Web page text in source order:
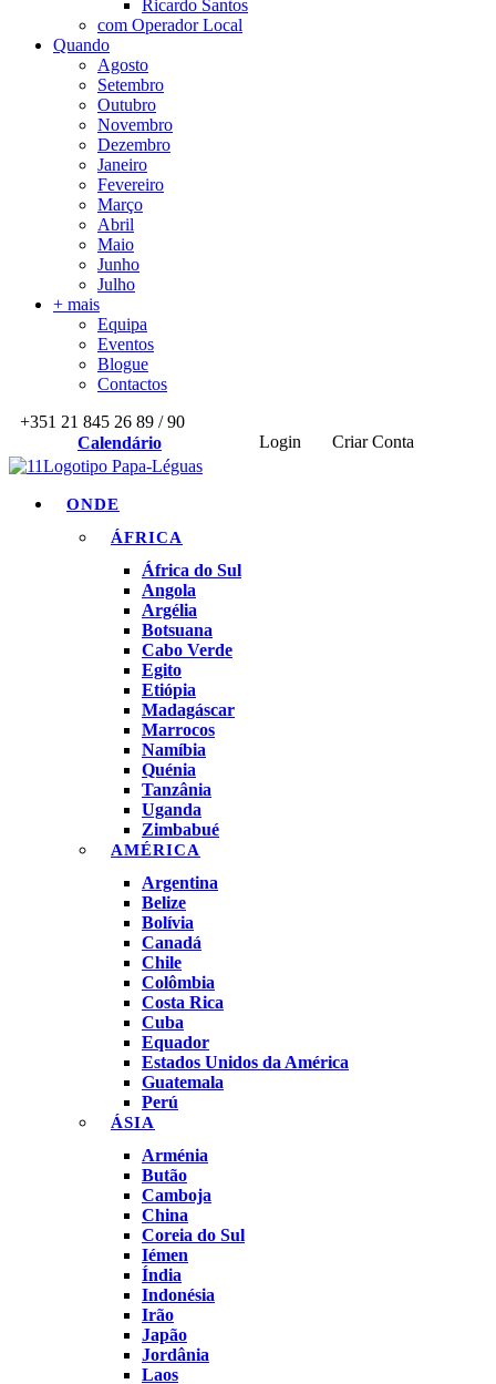
Ricardo Santos
com Operador Local
Quando
Agosto
Setembro
Outubro
Novembro
Dezembro
Janeiro
Fevereiro
Março
Abril
Maio
Junho
Julho
+ mais
Equipa
Eventos
Blogue
Contactos
+351 21 845 26 89 / 90
Calendário
Login Criar Conta
ONDE
ÁFRICA
África do Sul
Angola
Argélia
Botsuana
Cabo Verde
Egito
Etiópia
Madagáscar
Marrocos
Namíbia
Quénia
Tanzânia
Uganda
Zimbabué
AMÉRICA
Argentina
Belize
Bolívia
Canadá
Chile
Colômbia
Costa Rica
Cuba
Equador
Estados Unidos da América
Guatemala
Perú
ÁSIA
Arménia
Butão
Camboja
China
Coreia do Sul
Iémen
Índia
Indonésia
Irão
Japão
Jordânia
Laos